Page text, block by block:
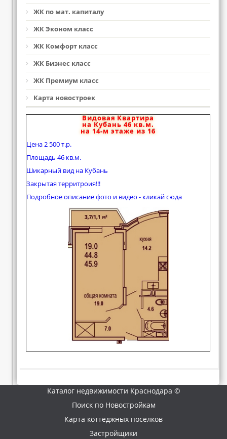
ЖК по мат. капиталу
ЖК Эконом класс
ЖК Комфорт класс
ЖК Бизнес класс
ЖК Премиум класс
Карта новостроек
Видовая Квартира
на Кубань 46 кв.м.
на 14-м этаже из 16
Цена 2 500 т.р.
Площадь 46 кв.м.
Шикарный вид на Кубань
Закрытая территроия!!!
Подробное описание фото и видео - кликай сюда
Каталог недвижимости Краснодара ©
Поиск по Новостройкам
Карта коттеджных поселков
Застройщики